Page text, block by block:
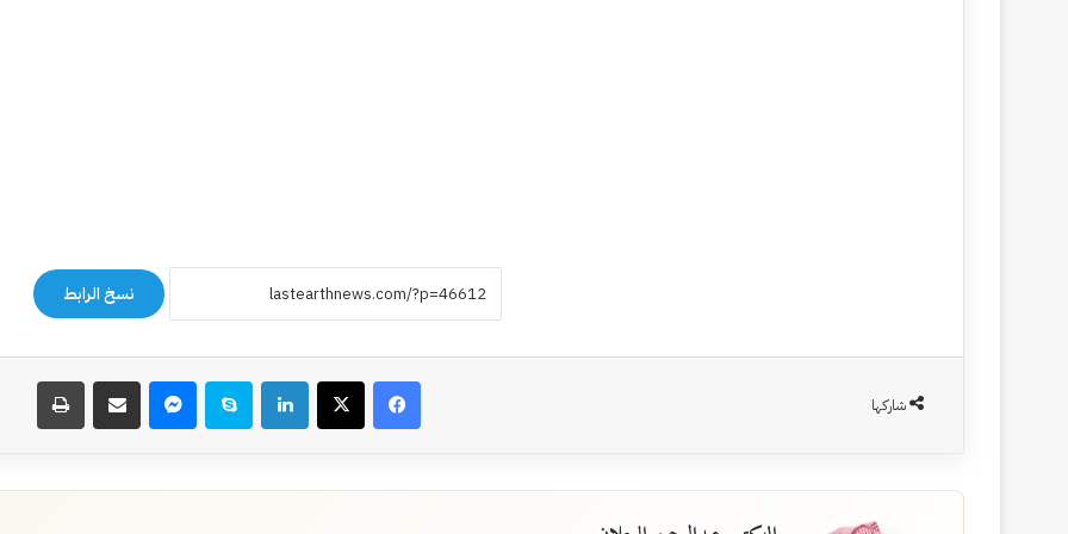
نسخ الرابط
شاركها
فيسبوك‫X لينكدإن سكايب ماسنجر مشاركة عبر البريد طباعة